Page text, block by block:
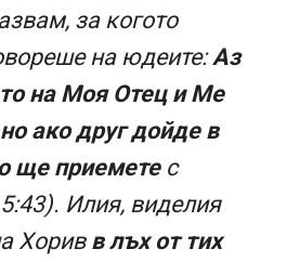
за когото
на юдеите:Аз
на Моя Отец и Ме
ако друг дойде в
ще приеметес
Илия, виделия
Хорив в лъх от тих